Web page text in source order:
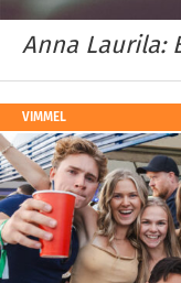
Anna Laurila:
VIMMEL